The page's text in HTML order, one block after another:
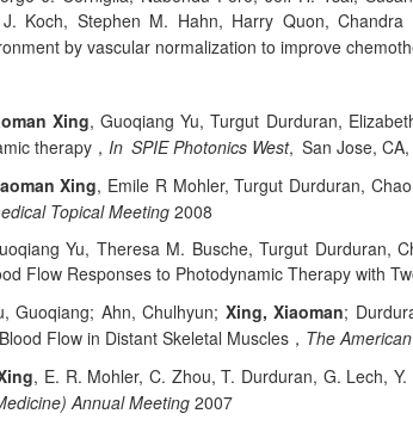
Koch, Stephen M. Hahn, Harry Quon,
by vascular normalization to improve
Xing, Guoqiang Yu, Turgut Durduran,
therapy ， In SPIE Photonics West, San Jose,
Xing, Emile R Mohler, Turgut Durduran,
Topical Meeting 2008
Yu, Theresa M. Busche, Turgut Durduran,
Flow Responses to Photodynamic Therapy with
Guoqiang; Ahn, Chulhyun; Xing, Xiaoman;
Flow in Distant Skeletal Muscles ， The
, E. R. Mohler, C. Zhou, T. Durduran, G. Lech,
Annual Meeting 2007